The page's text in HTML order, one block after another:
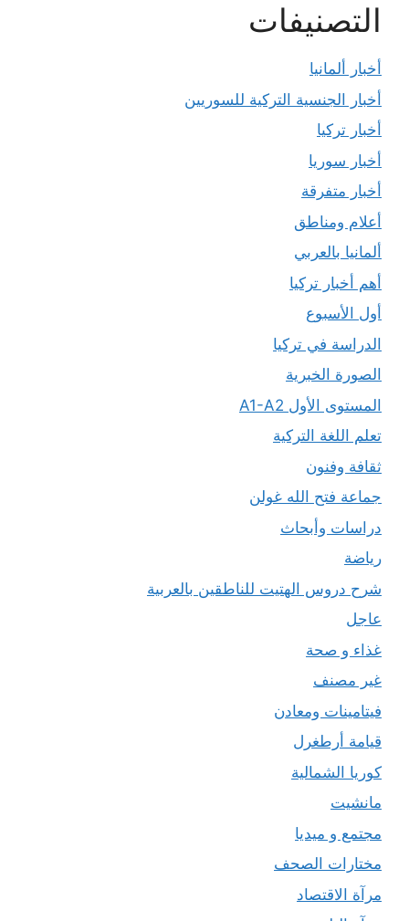
التصنيفات
أخبار ألمانيا
أخبار الجنسية التركية للسوريين
أخبار تركيا
أخبار سوريا
أخبار متفرقة
أعلام ومناطق
ألمانيا بالعربي
أهم أخبار تركيا
أول الأسبوع
الدراسة في تركيا
الصورة الخبرية
المستوى الأول A1-A2
تعلم اللغة التركية
ثقافة وفنون
جماعة فتح الله غولن
دراسات وأبحاث
رياضة
شرح دروس الهتيت للناطقين بالعربية
عاجل
غذاء و صحة
غير مصنف
فيتامينات ومعادن
قيامة أرطغرل
كوريا الشمالية
مانشيت
مجتمع و ميديا
مختارات الصحف
مرآة الاقتصاد